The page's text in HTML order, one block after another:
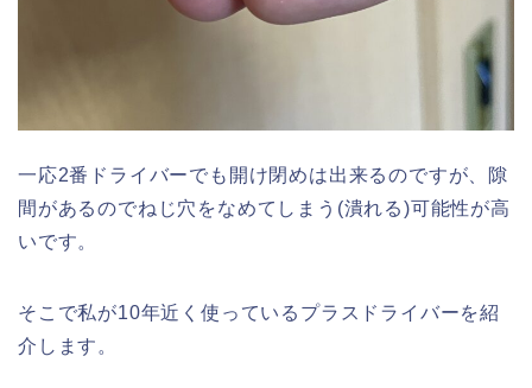
一応2番ドライバーでも開け閉めは出来るのですが、隙
間があるのでねじ穴をなめてしまう(潰れる)可能性が高
いです。
そこで私が10年近く使っているプラスドライバーを紹
介します。